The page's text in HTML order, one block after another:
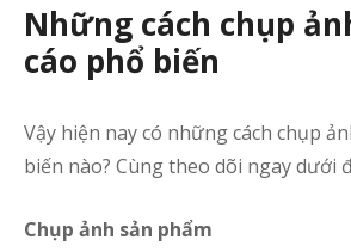
Những cách chụp
cáo phổ biến
Vậy hiện nay có những cách chụp
biến nào? Cùng theo dõi ngay dưới
Chụp ảnh sản phẩm